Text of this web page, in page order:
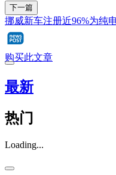
下一篇
挪威新车注册近96%为纯
购买此文章
最新
热门
Loading...